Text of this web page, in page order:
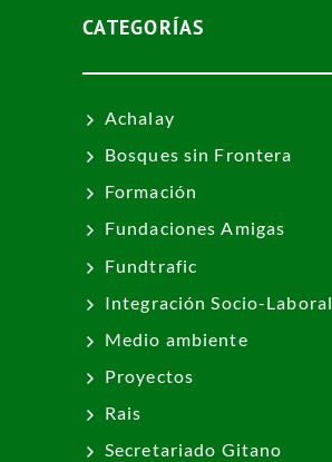
CATEGORÍAS
Achalay
Bosques sin Frontera
Formación
Fundaciones Amigas
Fundtrafic
Integración Socio-Laboral
Medio ambiente
Proyectos
Rais
Secretariado Gitano